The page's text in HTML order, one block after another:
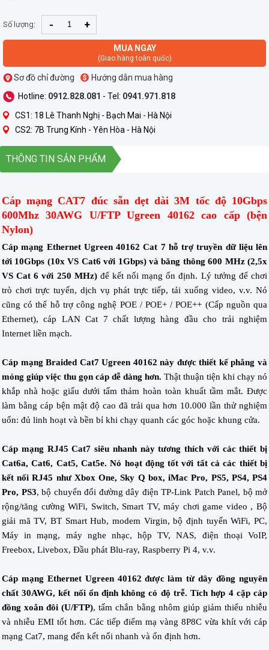
Số lượng: - +
MUA NGAY
(Giao hàng toàn quốc)
Sơ đồ chỉ đường
Hướng dẫn mua hàng
Hotline: 0912.828.081 - Tel: 0941.971.818
CS1: 18 Lê Thanh Nghị - Bạch Mai - Hà Nội
CS2: 7B Trung Kính - Yên Hòa - Hà Nội
THÔNG TIN SẢN PHẨM
Cáp mạng CAT7 đúc sẵn dẹt dài 3M tốc độ 10Gbps
600Mhz 30AWG U/FTP Ugreen 40162 cao cấp (bện
Nylon)
Cáp mạng Ethernet Ugreen 40162 Cat 7 hỗ trợ truyền dữ liệu lên
tới 10Gbps (10x VS Cat6 với 1Gbps) và băng thông 600 MHz (2,5x
VS Cat 6 với 250 MHz)để kết nối mạng ổn định. Lý tưởng để chơi
trò chơi trực tuyến, dịch vụ phát trực tiếp, tải xuống video, v.v. Nó
cũng có thể hỗ trợ công nghệ POE / POE+ / POE++ (Cấp nguồn qua
Ethernet), cáp LAN Cat 7 chất lượng hàng đầu cho trải nghiệm
Internet liền mạch.
Cáp mạng Braided Cat7 Ugreen 40162 này được thiết kế phẳng và
mỏng giúp việc thu gọn cáp dễ dàng hơn. Thật thuận tiện khi chạy nó
khắp nhà hoặc giấu dưới tấm thảm hoàn toàn khuất tầm mắt. Được
làm bằng cáp bện mật độ cao đã trải qua hơn 10.000 lần thử nghiệm
uốn: đủ linh hoạt và bền bỉ khi chạy quanh các góc hoặc khung cửa.
Cáp mạng RJ45 Cat7 siêu nhanh này tương thích với các thiết bị
Cat6a, Cat6, Cat5, Cat5e. Nó hoạt động tốt với tất cả các thiết bị
kết nối RJ45 như Xbox One, Sky Q box, iMac Pro, PS5, PS4, PS4
Pro, PS3, bộ chuyển đổi đường dây điện TP-Link Patch Panel, bộ mở
rộng/tăng cường WiFi, Switch, Smart TV, máy chơi game video , Bộ
giải mã TV, BT Smart Hub, modem Virgin, bộ định tuyến WiFi, PC,
Máy in mạng, máy nghe nhạc, hộp TV, NAS, điện thoại VoIP,
Freebox, Livebox, Đầu phát Blu-ray, Raspberry Pi 4, v.v.
Cáp mạng Ethernet Ugreen 40162 được làm từ dây đồng nguyên
chất 30AWG, kết nối ổn định không có độ trễ. Tích hợp 4 cặp cáp
đồng xoắn đôi (U/FTP), tấm chắn bằng nhôm giúp giảm thiểu nhiễu
và nhiễu EMI tốt hơn. Các tiếp điểm mạ vàng 8P8C vừa khít với cáp
mạng Cat7, mang đến kết nối nhanh và ổn định hơn.